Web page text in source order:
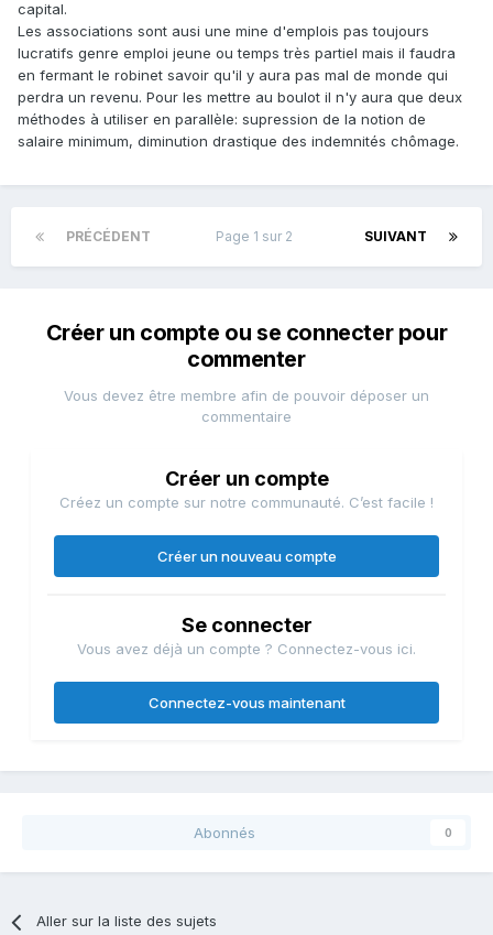
capital.
Les associations sont ausi une mine d'emplois pas toujours
lucratifs genre emploi jeune ou temps très partiel mais il faudra
en fermant le robinet savoir qu'il y aura pas mal de monde qui
perdra un revenu. Pour les mettre au boulot il n'y aura que deux
méthodes à utiliser en parallèle: supression de la notion de
salaire minimum, diminution drastique des indemnités chômage.
PRÉCÉDENT SUIVANT
Page 1 sur 2
Créer un compte ou se connecter pour
commenter
Vous devez être membre afin de pouvoir déposer un
commentaire
Créer un compte
Créez un compte sur notre communauté. C’est facile !
Créer un nouveau compte
Se connecter
Vous avez déjà un compte ? Connectez-vous ici.
Connectez-vous maintenant
Abonnés 0
Aller sur la liste des sujets